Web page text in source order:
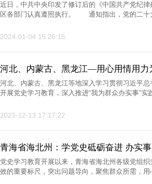
近日，中共中央印发了修订后的《中国共产党纪
区各部门认真遵照执行。 通知指出，党的二十
2024-01-04 15:26:15
河北、内蒙古、黑龙江—用心用情用力
河北、内蒙古、黑龙江等地深入学习贯彻习近平
开展党史学习教育，深入推进“我为群众办实事”实
2023-12-13 17:17:22
青海省海北州：学党史砥砺奋进 办实
党史学习教育开展以来，青海省海北州各级党组
效的重要标尺，突出问题导向，聚焦群众所需，